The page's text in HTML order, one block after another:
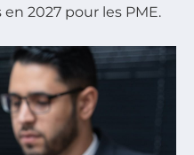
2027 pour les PME.